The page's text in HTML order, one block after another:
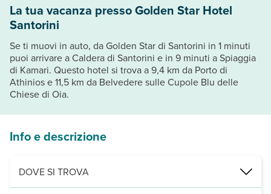
La tua vacanza presso Golden Star Hotel
Santorini
Se ti muovi in auto, da Golden Star di Santorini in 1 minuti
puoi arrivare a Caldera di Santorini e in 9 minuti a Spiaggia
di Kamari. Questo hotel si trova a 9,4 km da Porto di
Athinios e 11,5 km da Belvedere sulle Cupole Blu delle
Chiese di Oia.
Info e descrizione
DOVE SI TROVA